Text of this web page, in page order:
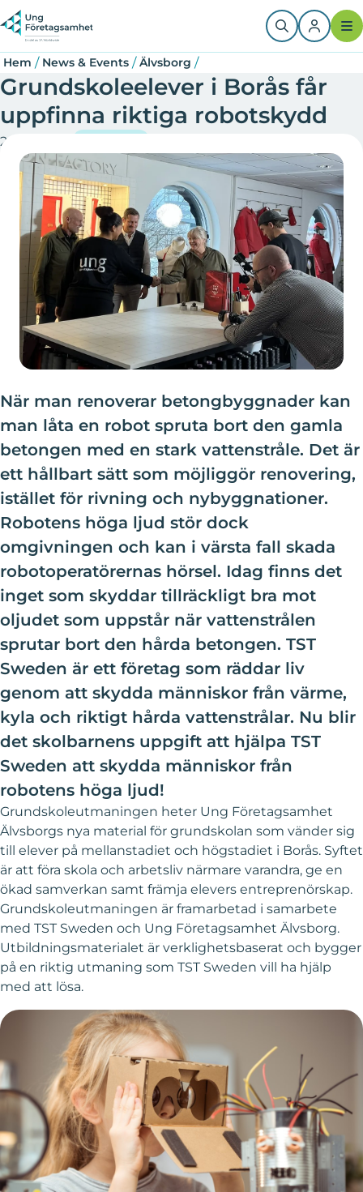
Hoppa
till
huvudinnehåll
Länkstig
Hem / News & Events / Älvsborg /
Grundskoleelever i Borås får
uppfinna riktiga robotskydd
2024-01-03
När man renoverar betongbyggnader kan
man låta en robot spruta bort den gamla
betongen med en stark vattenstråle. Det är
ett hållbart sätt som möjliggör renovering,
istället för rivning och nybyggnationer.
Robotens höga ljud stör dock
omgivningen och kan i värsta fall skada
robotoperatörernas hörsel. Idag finns det
inget som skyddar tillräckligt bra mot
oljudet som uppstår när vattenstrålen
sprutar bort den hårda betongen. TST
Sweden är ett företag som räddar liv
genom att skydda människor från värme,
kyla och riktigt hårda vattenstrålar. Nu blir
det skolbarnens uppgift att hjälpa TST
Sweden att skydda människor från
robotens höga ljud!
Grundskoleutmaningen heter Ung Företagsamhet
Älvsborgs nya material för grundskolan som vänder sig
till elever på mellanstadiet och högstadiet i Borås. Syftet
är att föra skola och arbetsliv närmare varandra, ge en
ökad samverkan samt främja elevers entreprenörskap.
Grundskoleutmaningen är framarbetad i samarbete
med TST Sweden och Ung Företagsamhet Älvsborg.
Utbildningsmaterialet är verklighetsbaserat och bygger
på en riktig utmaning som TST Sweden vill ha hjälp
med att lösa.